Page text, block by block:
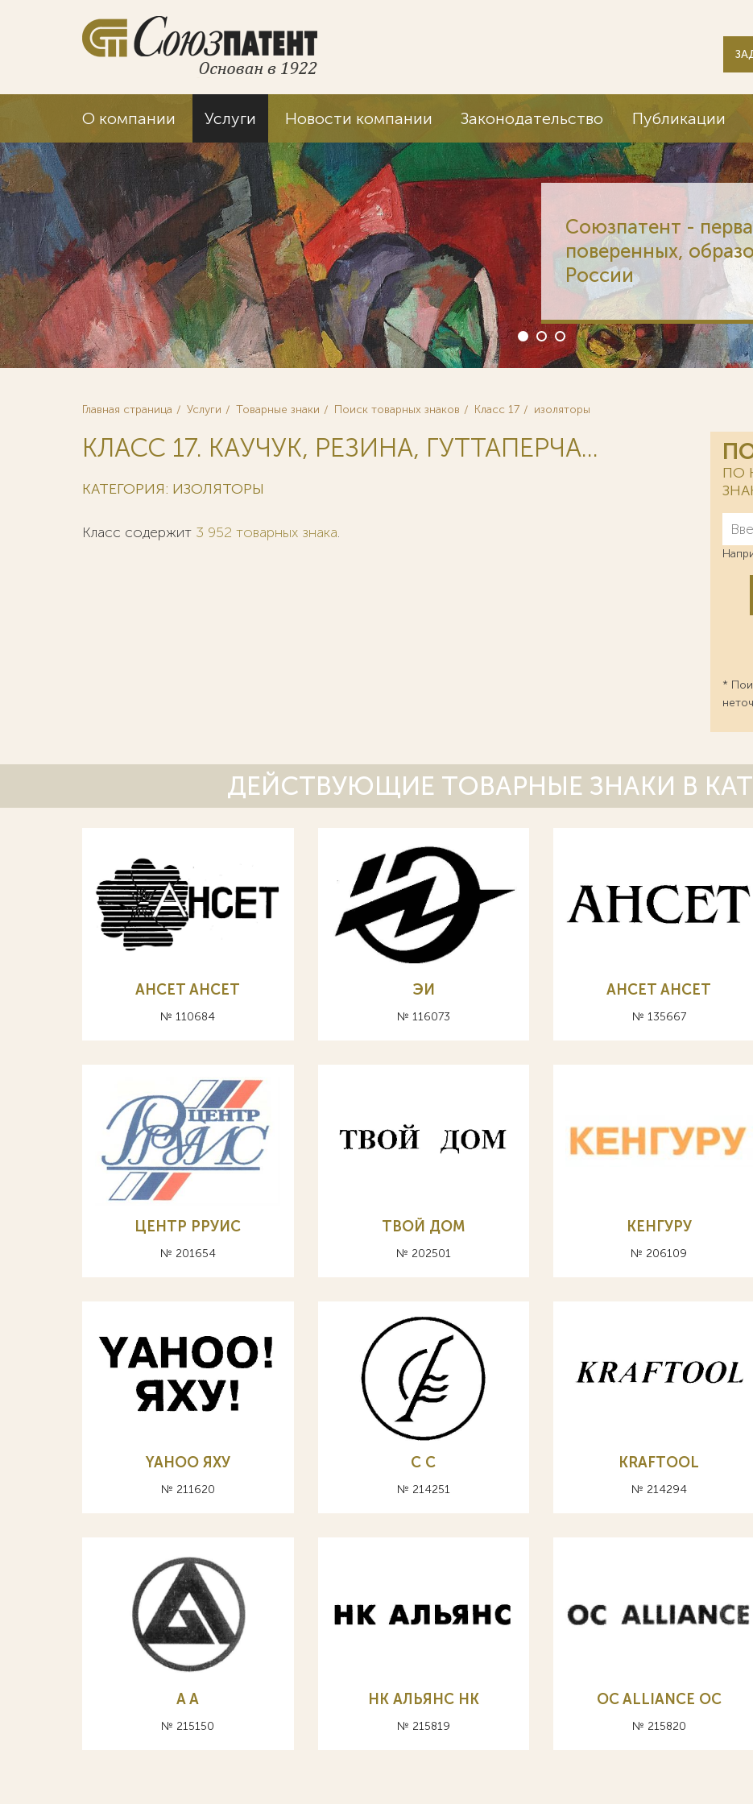
О компании Услуги Новости компании Законодательство Публикации
Союзпатент -
поверенных,
России
Главная страница Услуги Товарные знаки Поиск товарных знаков Класс 17 изоляторы
КЛАСС 17. КАУЧУК, РЕЗИНА, ГУТТАПЕРЧА...
КАТЕГОРИЯ: ИЗОЛЯТОРЫ
Класс содержит 3 952 товарных знака.
ПО
*
ДЕЙСТВУЮЩИЕ ТОВАРНЫЕ ЗНАКИ В
AHCET АНСЕТ
№ 110684
ЭИ
№ 116073
AHCET АНСЕТ
№ 135667
ЦЕНТР РРУИС
№ 201654
ТВОЙ ДОМ
№ 202501
КЕНГУРУ
№ 206109
YAHOO ЯХУ
№ 211620
С C
№ 214251
KRAFTOOL
№ 214294
A А
№ 215150
НК АЛЬЯНС HK
№ 215819
OC ALLIANCE ОС
№ 215820